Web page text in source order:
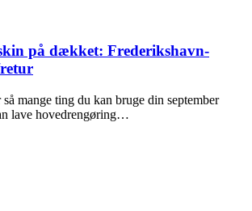
på dækket: Frederikshavn-
så mange ting du kan bruge din september
lave hovedrengøring…